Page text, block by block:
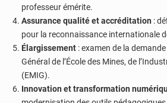
professeur émérite.
Assurance qualité et accréditation :
pour la reconnaissance internationale
Élargissement : examen de la
Général de l’École des Mines, de
(EMIG).
Innovation et transformation